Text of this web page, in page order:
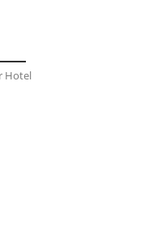
Hotel